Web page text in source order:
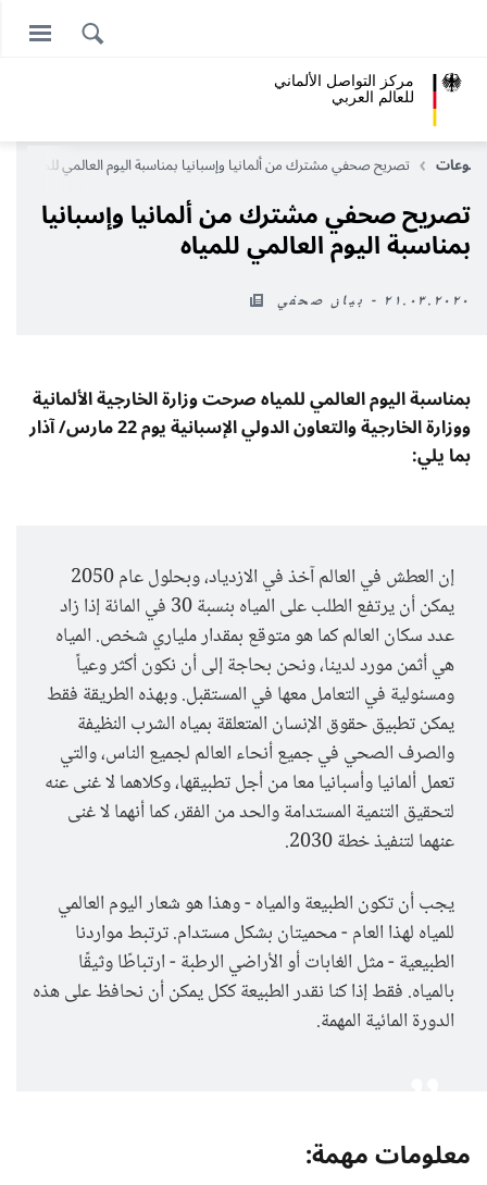
مركز التواصل الألماني
للعالم العربي
تصريح صحفي مشترك من ألمانيا وإسبانيا بمناسبة اليوم العالمي للمياه
تصريح صحفي مشترك من ألمانيا وإسبانيا
بمناسبة اليوم العالمي للمياه
٢١.٠٣.٢٠٢٠ - بيان صحفي
بمناسبة اليوم العالمي للمياه صرحت وزارة الخارجية الألمانية
ووزارة الخارجية والتعاون الدولي الإسبانية يوم 22 مارس/ آذار
بما يلي:
إن العطش في العالم آخذ في الازدياد، وبحلول عام 2050
يمكن أن يرتفع الطلب على المياه بنسبة 30 في المائة إذا زاد
عدد سكان العالم كما هو متوقع بمقدار ملياري شخص. المياه
هي أثمن مورد لدينا، ونحن بحاجة إلى أن نكون أكثر وعياً
ومسئولية في التعامل معها في المستقبل. وبهذه الطريقة فقط
يمكن تطبيق حقوق الإنسان المتعلقة بمياه الشرب النظيفة
والصرف الصحي في جميع أنحاء العالم لجميع الناس، والتي
تعمل ألمانيا وأسبانيا معا من أجل تطبيقها، وكلاهما لا غنى عنه
لتحقيق التنمية المستدامة والحد من الفقر، كما أنهما لا غنى
عنهما لتنفيذ خطة 2030.
يجب أن تكون الطبيعة والمياه - وهذا هو شعار اليوم العالمي
للمياه لهذا العام - محميتان بشكل مستدام. ترتبط مواردنا
الطبيعية - مثل الغابات أو الأراضي الرطبة - ارتباطًا وثيقًا
بالمياه. فقط إذا كنا نقدر الطبيعة ككل يمكن أن نحافظ على هذه
الدورة المائية المهمة.
معلومات مهمة: